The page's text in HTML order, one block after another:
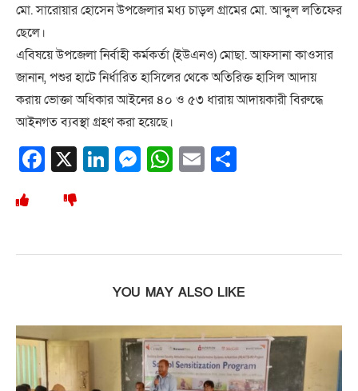
মো. সারোয়ার হোসেন উপজেলার মধ্য চাড়ল গ্রামের মো. আব্দুল লতিফের
ছেলে।
এবিষয়ে উপজেলা নির্বাহী কর্মকর্তা (ইউএনও) মোছা. আফসানা কাওসার
জানান, পশুর হাটে নির্ধারিত হাসিলের থেকে অতিরিক্ত হাসিল আদায়
করায় ভোক্তা অধিকার আইনের ৪০ ও ৫৩ ধারায় আদায়কারী বিরুদ্ধে
আইনগত ব্যবস্থা গ্রহণ করা হয়েছে।
Facebook
X LinkedIn
Messenger
WhatsApp
Email
YOU MAY ALSO LIKE